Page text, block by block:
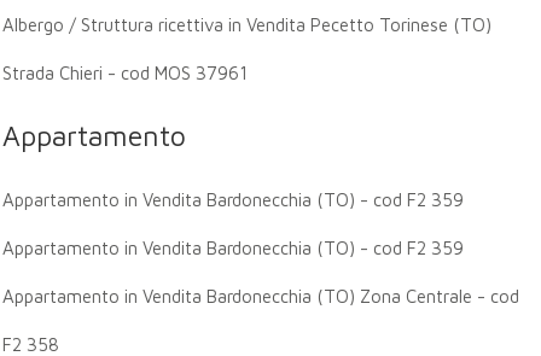
Albergo / Struttura ricettiva in Vendita Pecetto Torinese (TO)
Strada Chieri - cod MOS 37961
Appartamento
Appartamento in Vendita Bardonecchia (TO) - cod F2 359
Appartamento in Vendita Bardonecchia (TO) - cod F2 359
Appartamento in Vendita Bardonecchia (TO) Zona Centrale - cod
F2 358